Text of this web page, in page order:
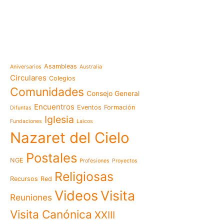
Aniversarios Asambleas Australia
Circulares Colegios
Comunidades Consejo General
Difuntas Encuentros Eventos Formación
Fundaciones Iglesia Laicos
Nazaret del Cielo
NGE Postales Profesiones Proyectos
Recursos Red Religiosas
Reuniones Videos Visita
Visita Canónica XXIII